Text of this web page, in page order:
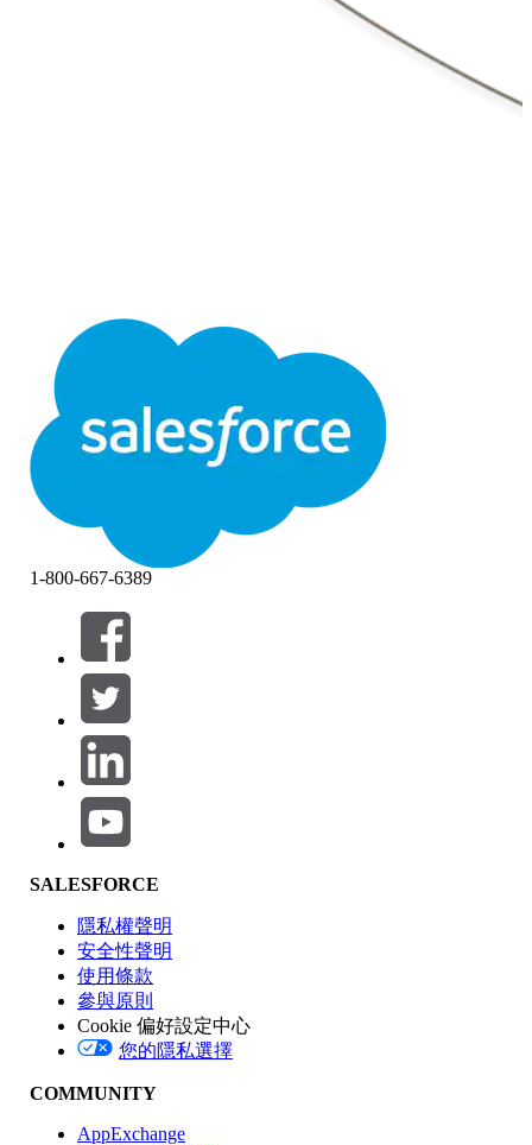
1-800-667-6389
SALESFORCE
隱私權聲明
安全性聲明
使用條款
參與原則
Cookie 偏好設定中心
您的隱私選擇
COMMUNITY
AppExchange